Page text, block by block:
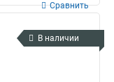
Сравнить
В наличии